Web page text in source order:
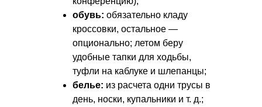
обувь: обязательно кладу
кроссовки, остальное —
опционально; летом беру
удобные тапки для ходьбы,
туфли на каблуке и шлепанцы;
белье: из расчета одни трусы в
день, носки, купальники и т. д.;